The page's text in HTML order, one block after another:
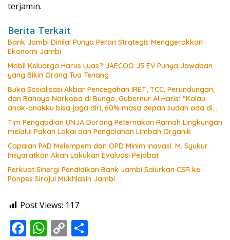
terjamin.
Berita Terkait
Bank Jambi Dinilai Punya Peran Strategis Menggerakkan
Ekonomi Jambi
Mobil Keluarga Harus Luas? JAECOO J5 EV Punya Jawaban
yang Bikin Orang Tua Tenang
Buka Sosialisasi Akbar Pencegahan IRET, TCC, Perundungan,
dan Bahaya Narkoba di Bungo, Gubernur Al Haris: “Kalau
anak-anakku bisa jaga diri, 60% masa depan sudah ada di
Tim Pengabdian UNJA Dorong Peternakan Ramah Lingkungan
melalui Pakan Lokal dan Pengolahan Limbah Organik
Capaian PAD Melempem dan OPD Minim Inovasi. M. Syukur
Insyaratkan Akan Lakukan Evaluasi Pejabat
Perkuat Sinergi Pendidikan Bank Jambi Salurkan CSR ke
Ponpes Sirojul Mukhlasin Jambi
Post Views: 117
F W C